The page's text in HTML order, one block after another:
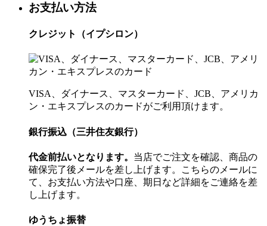
お支払い方法
クレジット（イプシロン）
VISA、ダイナース、マスターカード、JCB、アメリカ
ン・エキスプレスのカードがご利用頂けます。
銀行振込（三井住友銀行）
代金前払いとなります。 当店でご注文を確認、商品の
確保完了後メールを差し上げます。こちらのメールに
て、お支払い方法や口座、期日など詳細をご連絡を差
し上げます。
ゆうちょ振替